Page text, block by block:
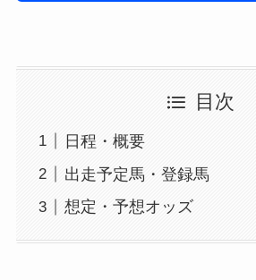
目次
日程・概要
出走予定馬・登録馬
想定・予想オッズ